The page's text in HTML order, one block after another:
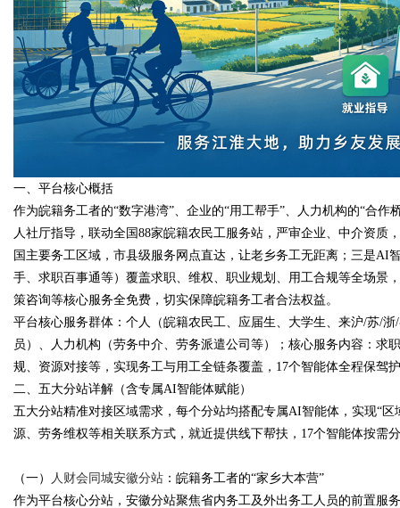
d
一、平台核心概括
作为皖籍务工者的“数字港湾”、企业的“用工帮手”、人力机构的“合
人社厅指导，联动全国88家皖籍农民工服务站，严审企业、中介资
国主要务工区域，市县级服务网点直达，让老乡务工无距离；三是AI
手、求职百事通等）覆盖求职、维权、职业规划、用工合规等全场景
策咨询等核心服务全免费，切实保障皖籍务工者合法权益。
平台核心服务群体：个人（皖籍农民工、应届生、大学生、来沪/苏/
员）、人力机构（劳务中介、劳务派遣公司等）；核心服务内容：求
规、资源对接等，实现务工与用工全链条覆盖，17个智能体全程保驾
二、五大分站详解（含专属AI智能体赋能）
五大分站精准对接区域需求，每个分站均搭配专属AI智能体，实现“
源、劳务维权等相关联系方式，就近提供线下帮扶，17个智能体按需
（一） 人财会同城安徽分站 ：皖籍务工者的“家乡大本营”
作为平台核心分站，安徽分站聚焦省内务工及外出务工人员的前置服